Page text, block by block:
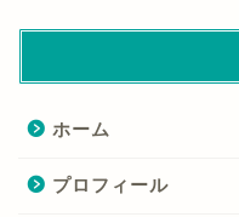
ホーム
プロフィール